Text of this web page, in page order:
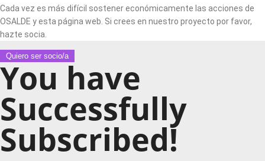
Cada vez es más difícil sostener económicamente las acciones de
OSALDE y esta página web. Si crees en nuestro proyecto por favor,
hazte socia.
Quiero ser socio/a
You have
Successfully
Subscribed!